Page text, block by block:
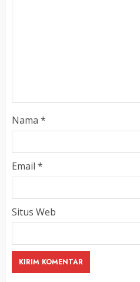
Nama *
Email *
Situs Web